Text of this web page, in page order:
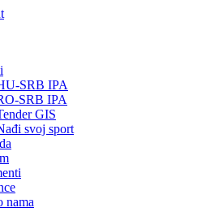
SRB IPA
SRB IPA
GIS
svoj sport
nama